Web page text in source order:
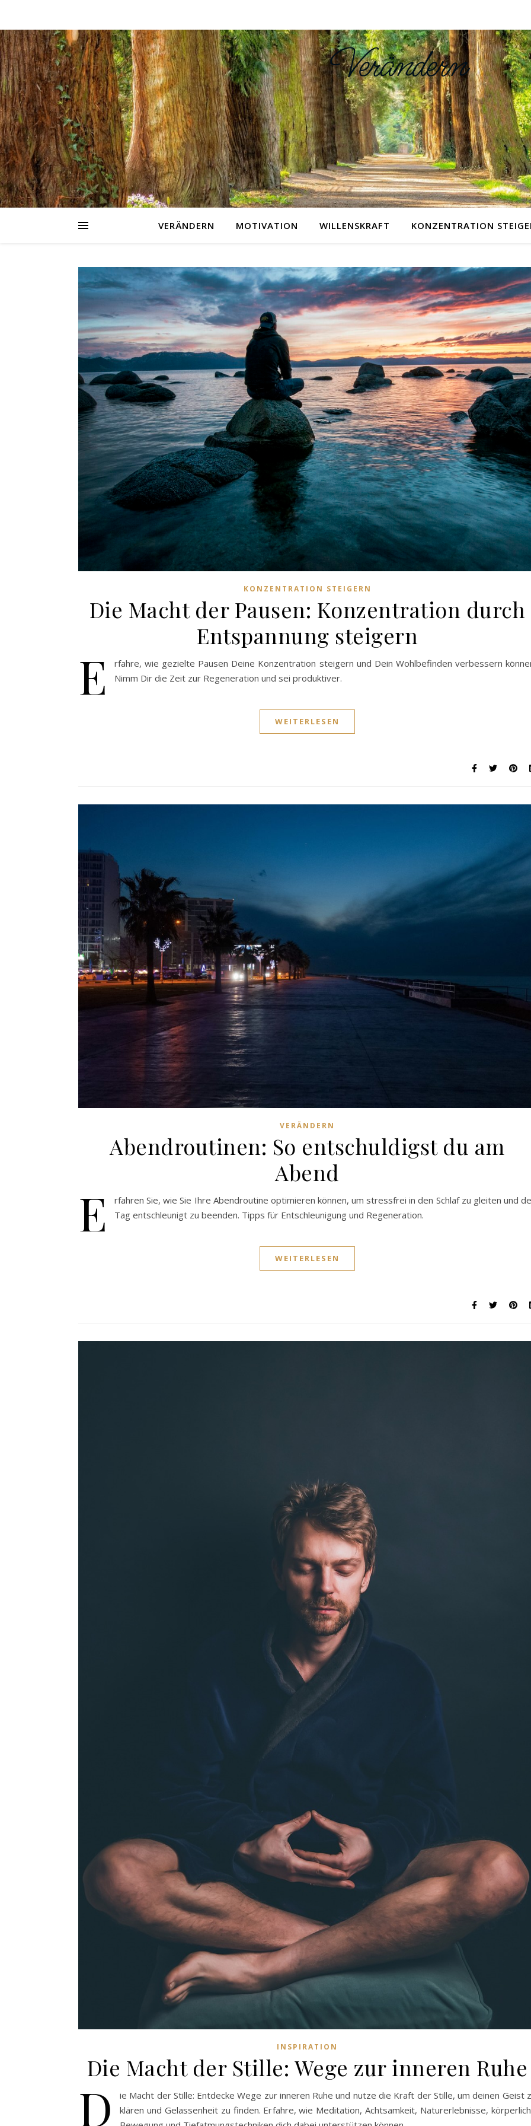
Verändern
VERÄNDERN MOTIVATION WILLENSKRAFT KONZENTRATION
KONZENTRATION STEIGERN
Die Macht der Pausen: Konzentration durch
Entspannung steigern
E
rfahre, wie gezielte Pausen Deine Konzentration steigern und Dein Wohlbefinden verbessern
Nimm Dir die Zeit zur Regeneration und sei produktiver.
WEITERLESEN
VERÄNDERN
Abendroutinen: So entschuldigst du am
Abend
E
rfahren Sie, wie Sie Ihre Abendroutine optimieren können, um stressfrei in den Schlaf zu gleiten und
Tag entschleunigt zu beenden. Tipps für Entschleunigung und Regeneration.
WEITERLESEN
INSPIRATION
Die Macht der Stille: Wege zur inneren Ruhe
D
ie Macht der Stille: Entdecke Wege zur inneren Ruhe und nutze die Kraft der Stille, um deinen Geist
klären und Gelassenheit zu finden. Erfahre, wie Meditation, Achtsamkeit, Naturerlebnisse,